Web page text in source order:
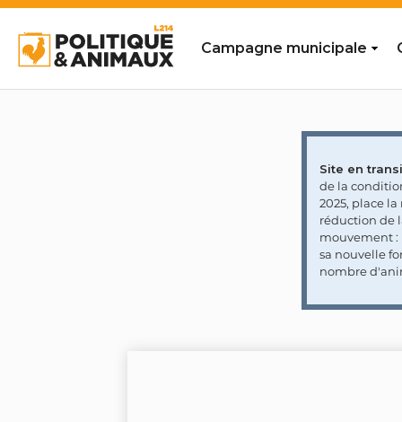
Campagne municipale
Site en
de la
2025, place
réduction de
mouvement :
sa nouvelle
nombre